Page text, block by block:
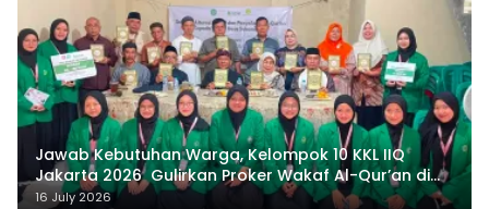
Jawab Kebutuhan Warga, Kelompok 10 KKL IIQ
Jakarta 2026 Gulirkan Proker Wakaf Al-Qur’an di
Sukamanah
16 July 2026